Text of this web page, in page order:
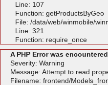
Line: 107
Function: getProductsByGeo
File: /data/web/winmobile/
Line: 321
Function: require_once
A PHP Error was encountered
Severity: Warning
Message: Attempt to read
Filename: frontend/